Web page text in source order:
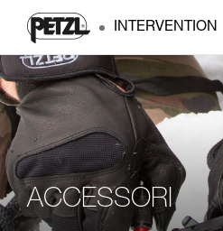
INTERVENTION
ACCESSORI